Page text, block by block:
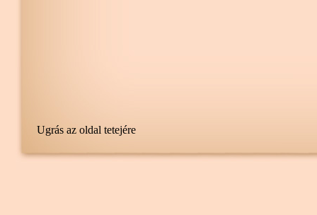
Ugrás az oldal tetejére